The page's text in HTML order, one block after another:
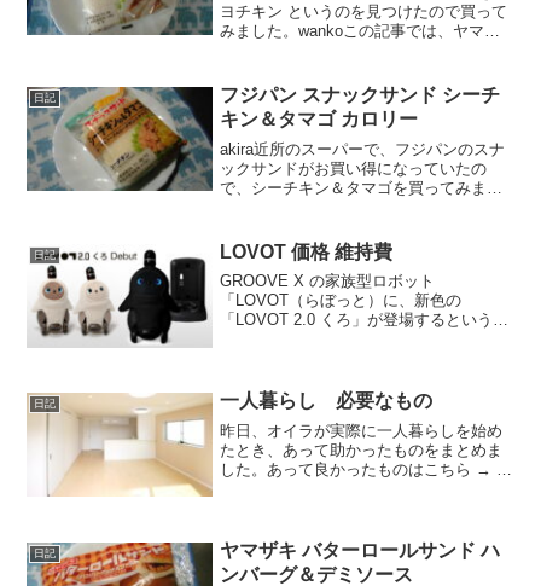
ヨチキン というのを見つけたので買って
みました。wankoこの記事では、ヤマザ
て紹介するよ！お買い得アイテムが大集
合！買...
日記
フジパン スナックサンド シーチ
キン＆タマゴ カロリー
akira近所のスーパーで、フジパンのスナ
ックサンドがお買い得になっていたの
で、シーチキン＆タマゴを買ってみまし
や、カロリーなどの栄養成分について紹
介するよ！お...
日記 LOVOT 価格 維持費
GROOVE X の家族型ロボット
「LOVOT（らぼっと）に、新色の
「LOVOT 2.0 くろ」が登場するというニ
ついて紹介するよ！
日記 一人暮らし 必要なもの
昨日、オイラが実際に一人暮らしを始め
たとき、あって助かったものをまとめま
した。あって良かったものはこちら → 今
とき、家具はほとんど...
日記
ヤマザキ バターロールサンド ハ
ンバーグ＆デミソース